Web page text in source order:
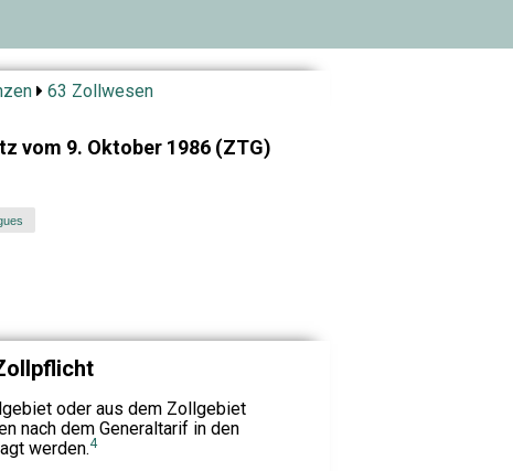
63 Zollwesen
vom 9. Oktober 1986 (ZTG)
oder aus dem Zollgebiet
nach dem Generaltarif in den
werden.4